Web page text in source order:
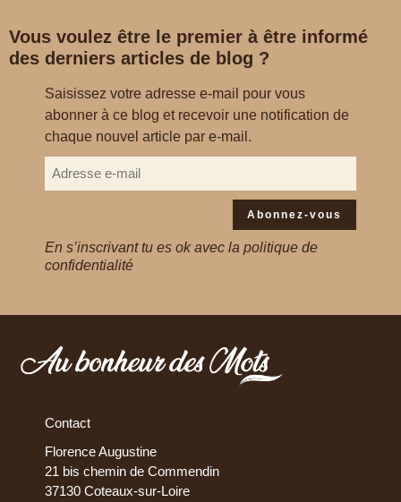
Vous voulez être le premier à être informé
des derniers articles de blog ?
Saisissez votre adresse e-mail pour vous
abonner à ce blog et recevoir une notification de
chaque nouvel article par e-mail.
Abonnez-vous
En s’inscrivant tu es ok avec la politique de
confidentialité
Contact
Florence Augustine
21 bis chemin de Commendin
37130 Coteaux-sur-Loire